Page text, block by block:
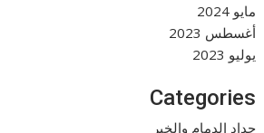
مايو 2024
أغسطس 2023
يوليو 2023
Categories
حداد الدمام والخبر